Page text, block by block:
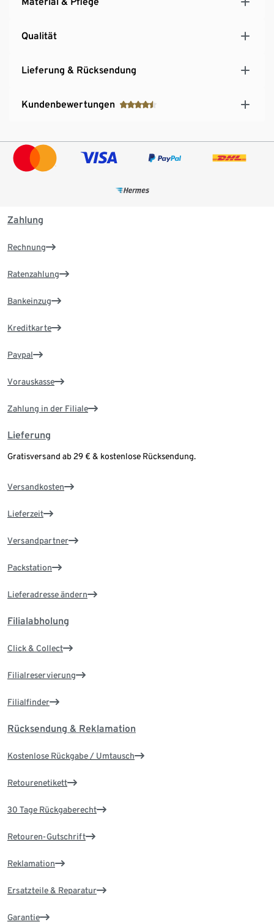
Qualität
Lieferung & Rücksendung
Kundenbewertungen
Zahlung
Rechnung
Ratenzahlung
Bankeinzug
Kreditkarte
Paypal
Vorauskasse
Zahlung in der Filiale
Lieferung
Gratisversand ab 29 € & kostenlose Rücksendung.
Versandkosten
Lieferzeit
Versandpartner
Packstation
Lieferadresse ändern
Filialabholung
Click & Collect
Filialreservierung
Filialfinder
Rücksendung & Reklamation
Kostenlose Rückgabe / Umtausch
Retourenetikett
30 Tage Rückgaberecht
Retouren-Gutschrift
Reklamation
Ersatzteile & Reparatur
Garantie